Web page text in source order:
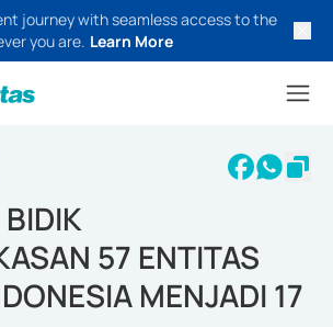
journey with seamless access to the
you are. Learn More
57 ENTITAS
MENJADI 17